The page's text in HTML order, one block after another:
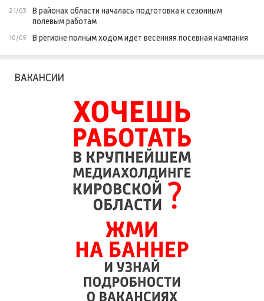
21/03
В районах области началась подготовка к сезонным
полевым работам
10/05 В регионе полным ходом идет весенняя посевная кампания
ВАКАНСИИ